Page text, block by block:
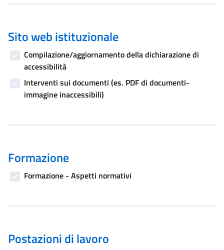
Sito web istituzionale
Compilazione/aggiornamento della dichiarazione di
accessibilità
Interventi sui documenti (es. PDF di documenti-
immagine inaccessibili)
Formazione
Formazione - Aspetti normativi
Postazioni di lavoro